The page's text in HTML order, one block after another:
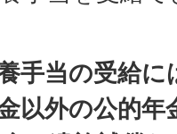
手当の受給
以外の公的年